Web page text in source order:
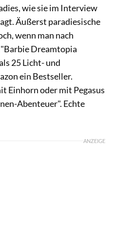
wie sie im Interview
Äußerst paradiesische
wenn man nach
Dreamtopia
25 Licht- und
ein Bestseller.
Einhorn oder mit Pegasus
Abenteuer". Echte
ANZEIGE